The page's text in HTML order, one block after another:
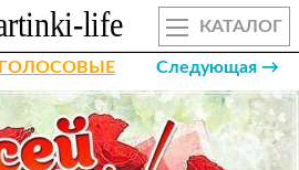
КАТАЛОГ
ГОЛОСОВЫЕ Следующая →